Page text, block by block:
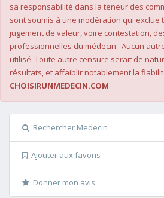
sa responsabilité dans la teneur des
sont soumis à une modération qui
jugement de valeur, voire contestation,
professionnelles du médecin. Aucun
utilisé. Toute autre censure serait de
résultats, et affaiblir notablement la
CHOISIRUNMEDECIN.COM
Rechercher Medecin
Ajouter aux favoris
Donner mon avis